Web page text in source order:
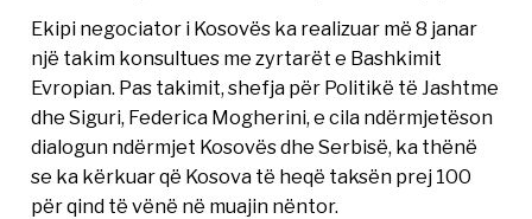
Ekipi negociator i Kosovës ka realizuar më 8 janar
një takim konsultues me zyrtarët e Bashkimit
Evropian. Pas takimit, shefja për Politikë të Jashtme
dhe Siguri, Federica Mogherini, e cila ndërmjetëson
dialogun ndërmjet Kosovës dhe Serbisë, ka thënë
se ka kërkuar që Kosova të heqë taksën prej 100
për qind të vënë në muajin nëntor.